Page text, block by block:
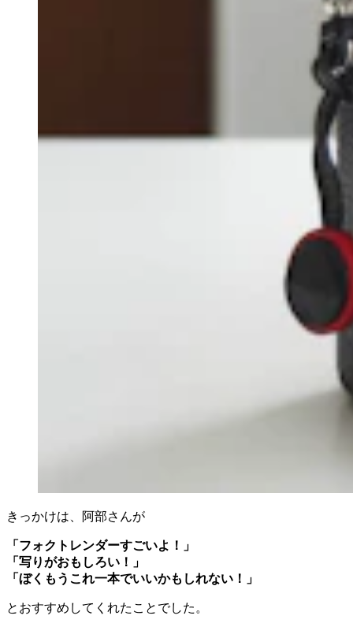
きっかけは、阿部さんが
「フォクトレンダーすごいよ！」
「写りがおもしろい！」
「ぼくもうこれ一本でいいかもしれない！」
とおすすめしてくれたことでした。